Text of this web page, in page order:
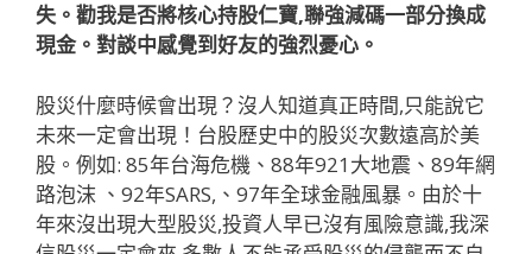
失。勸我是否將核心持股仁寶,聯強減碼一部分換成
現金。對談中感覺到好友的強烈憂心。
股災什麼時候會出現？沒人知道真正時間,只能說它
未來一定會出現！台股歷史中的股災次數遠高於美
股。例如: 85年台海危機、88年921大地震、89年網
路泡沫 、92年SARS,、97年全球金融風暴。由於十
年來沒出現大型股災,投資人早已沒有風險意識,我深